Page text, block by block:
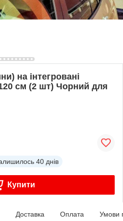
на інтегровані
см (2 шт) Чорний для
40 днів
Купити
Доставка Оплата Умови